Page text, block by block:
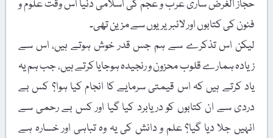
حجاز الغرض ساری عرب و عجم کی اسلامی دنیا اس وقت علوم و
فنون کی کتابوں اور لائبریریوں سے مزین تھی۔
لیکن اس تذکرے سے ہم جس قدر خوش ہوتے ہیں، اس سے
زیادہ ہمارے قلوب محزون و رنجیدہ ہوجایا کرتے ہیں، جب ہم یہ
یاد کرتے ہیں کہ اس قیمتی سرمایے کا انجام کیا ہوا؟ کس بے
دردی سے ان کتابوں کو دریابرد کیا گیا اور کس بے رحمی سے
انہیں جلا دیا گیا؟ علم و دانش کی یہ وہ تباہی اور خسارہ ہے